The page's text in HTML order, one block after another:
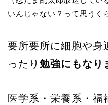
いんじゃない？って思う
要所要所に細胞や身
ったり 勉強にもなり
医学系・栄養系・福